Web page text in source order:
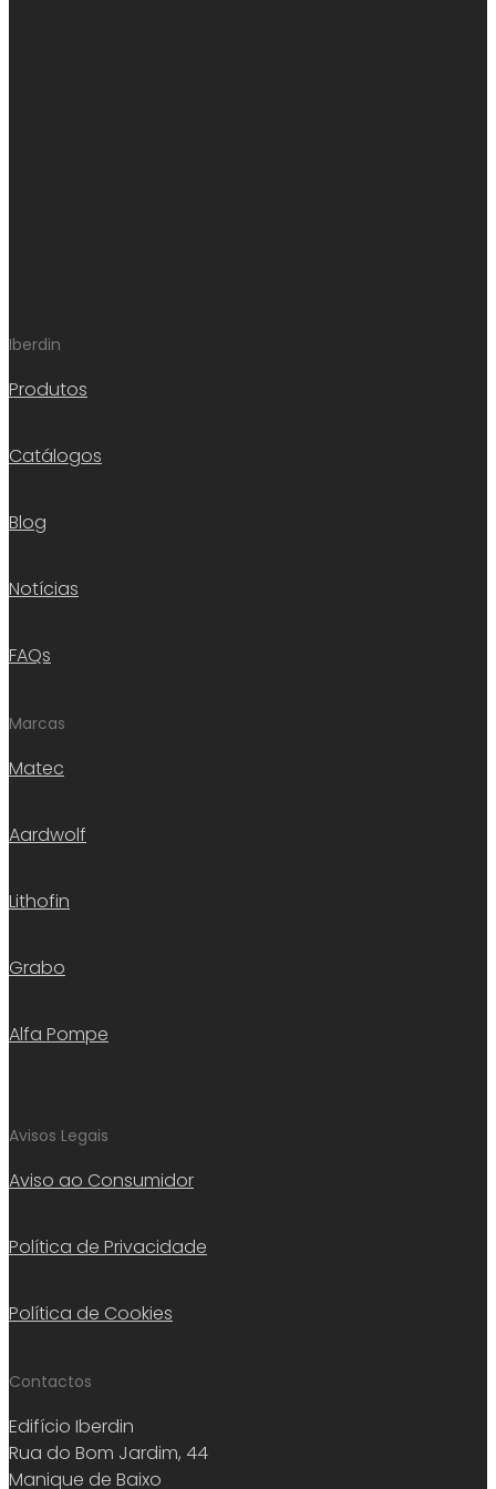
Iberdin
Produtos
Catálogos
Blog
Notícias
FAQs
Marcas
Matec
Aardwolf
Lithofin
Grabo
Alfa Pompe
Avisos Legais
Aviso ao Consumidor
Política de Privacidade
Política de Cookies
Contactos
Edifício Iberdin
Rua do Bom Jardim, 44
Manique de Baixo